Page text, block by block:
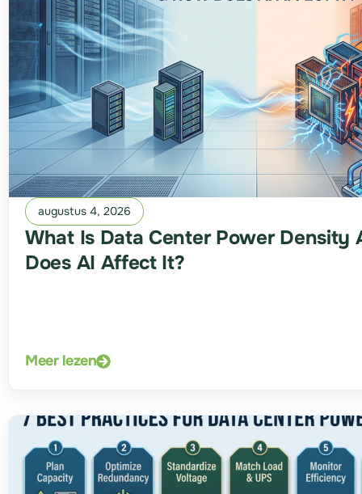
augustus 4, 2026
What Is Data Center Power Density
Does AI Affect It?
Meer lezen